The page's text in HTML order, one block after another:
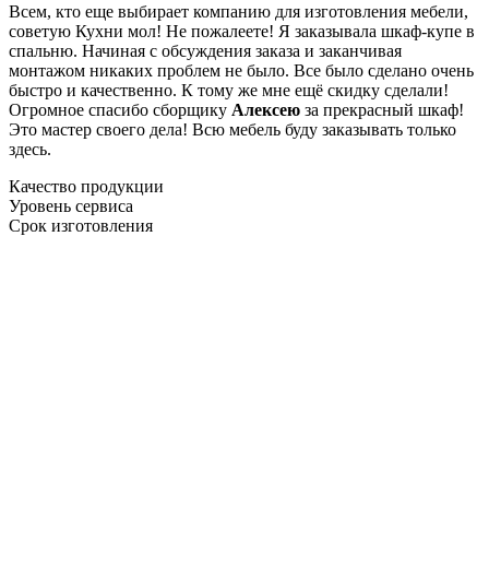
Всем, кто еще выбирает компанию для изготовления мебели,
советую Кухни мол! Не пожалеете! Я заказывала шкаф-купе в
спальню. Начиная с обсуждения заказа и заканчивая
монтажом никаких проблем не было. Все было сделано очень
быстро и качественно. К тому же мне ещё скидку сделали!
Огромное спасибо сборщику Алексею за прекрасный шкаф!
Это мастер своего дела! Всю мебель буду заказывать только
здесь.
Качество продукции
Уровень сервиса
Срок изготовления